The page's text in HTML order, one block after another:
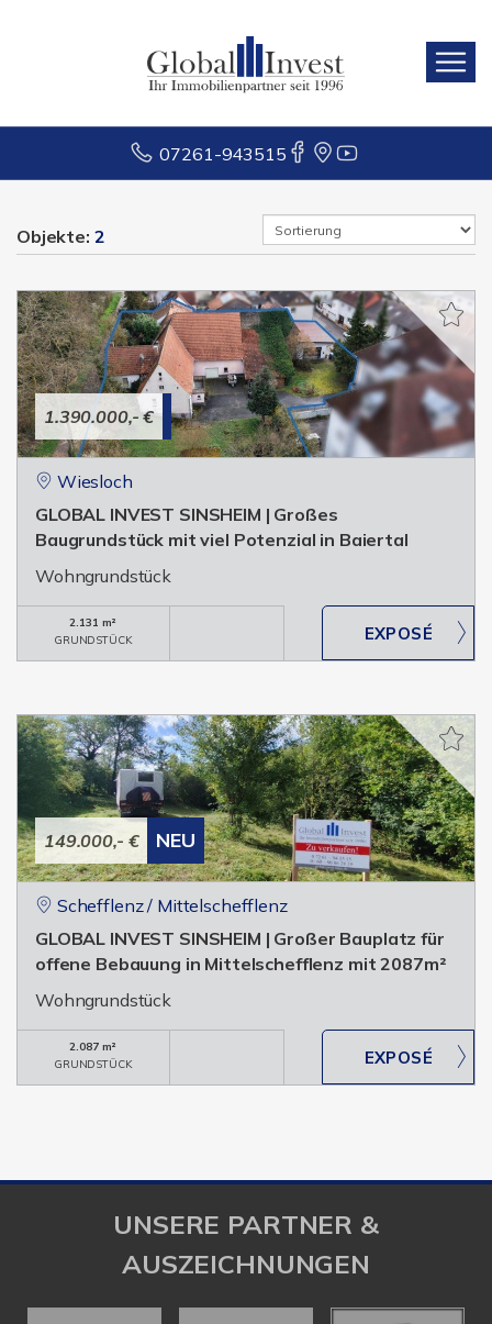
07261-943515
Objekte: 2
1.390.000,- €
Wiesloch
GLOBAL INVEST SINSHEIM | Großes
Baugrundstück mit viel Potenzial in Baiertal
Wohngrundstück
2.131 m²
GRUNDSTÜCK
149.000,- € NEU
Schefflenz / Mittelschefflenz
GLOBAL INVEST SINSHEIM | Großer Bauplatz für
offene Bebauung in Mittelschefflenz mit 2087m²
Wohngrundstück
2.087 m²
GRUNDSTÜCK
UNSERE PARTNER &
AUSZEICHNUNGEN